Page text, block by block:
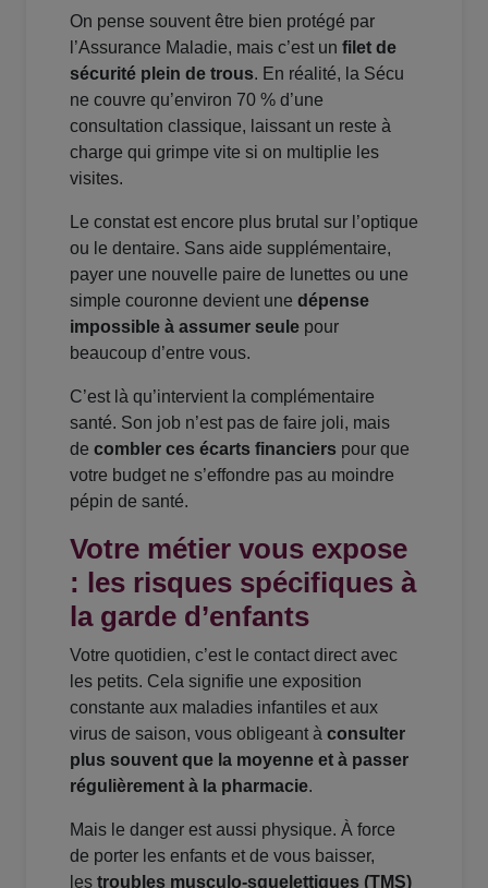
On pense souvent être bien protégé par
l’Assurance Maladie, mais c’est un filet de
sécurité plein de trous. En réalité, la Sécu
ne couvre qu’environ 70 % d’une
consultation classique, laissant un reste à
charge qui grimpe vite si on multiplie les
visites.
Le constat est encore plus brutal sur l’optique
ou le dentaire. Sans aide supplémentaire,
payer une nouvelle paire de lunettes ou une
simple couronne devient une dépense
impossible à assumer seule pour
beaucoup d’entre vous.
C’est là qu’intervient la complémentaire
santé. Son job n’est pas de faire joli, mais
de combler ces écarts financiers pour que
votre budget ne s’effondre pas au moindre
pépin de santé.
Votre métier vous expose
: les risques spécifiques à
la garde d’enfants
Votre quotidien, c’est le contact direct avec
les petits. Cela signifie une exposition
constante aux maladies infantiles et aux
virus de saison, vous obligeant à consulter
plus souvent que la moyenne et à passer
régulièrement à la pharmacie.
Mais le danger est aussi physique. À force
de porter les enfants et de vous baisser,
les troubles musculo-squelettiques (TMS)